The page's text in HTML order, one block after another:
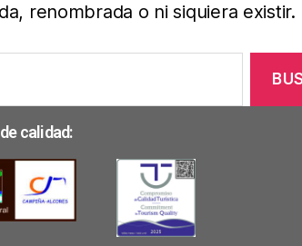
renombrada o ni siquiera existir.
calidad: